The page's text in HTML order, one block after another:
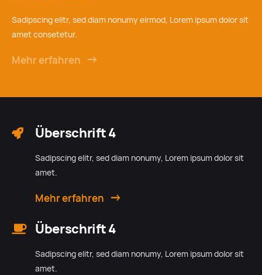
Sadipscing elitr, sed diam nonumy eirmod, Lorem ipsum dolor sit
amet consetetur.
Mehr erfahren
Überschrift 4
Sadipscing elitr, sed diam nonumy, Lorem ipsum dolor sit
amet.
Mehr erfahren
Überschrift 4
Sadipscing elitr, sed diam nonumy, Lorem ipsum dolor sit
amet.